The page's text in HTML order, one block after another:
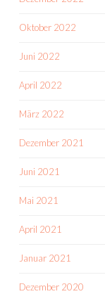
Oktober 2022
Juni 2022
April 2022
März 2022
Dezember 2021
Juni 2021
Mai 2021
April 2021
Januar 2021
Dezember 2020